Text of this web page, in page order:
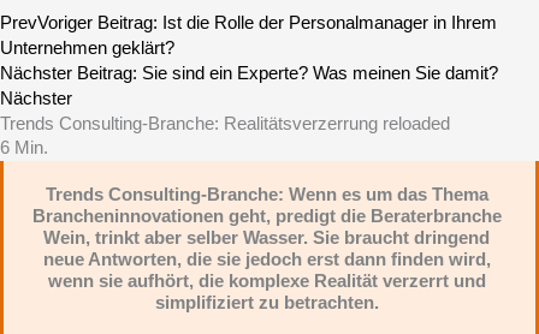
PrevVoriger Beitrag: Ist die Rolle der Personalmanager in Ihrem
Unternehmen geklärt?
Nächster Beitrag: Sie sind ein Experte? Was meinen Sie damit?
Nächster
Trends Consulting-Branche: Realitätsverzerrung reloaded
6 Min.
Trends Consulting-Branche: Wenn es um das Thema
Brancheninnovationen geht, predigt die Beraterbranche
Wein, trinkt aber selber Wasser. Sie braucht dringend
neue Antworten, die sie jedoch erst dann finden wird,
wenn sie aufhört, die komplexe Realität verzerrt und
simplifiziert zu betrachten.